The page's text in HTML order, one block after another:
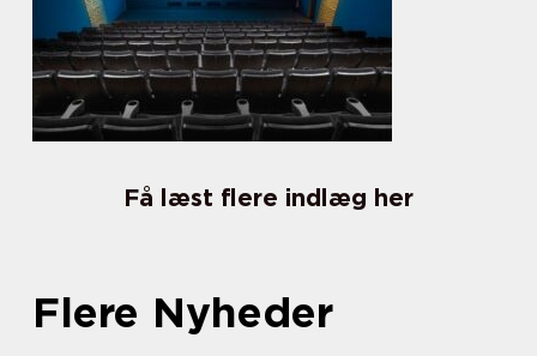
Få læst flere indlæg her
Flere Nyheder